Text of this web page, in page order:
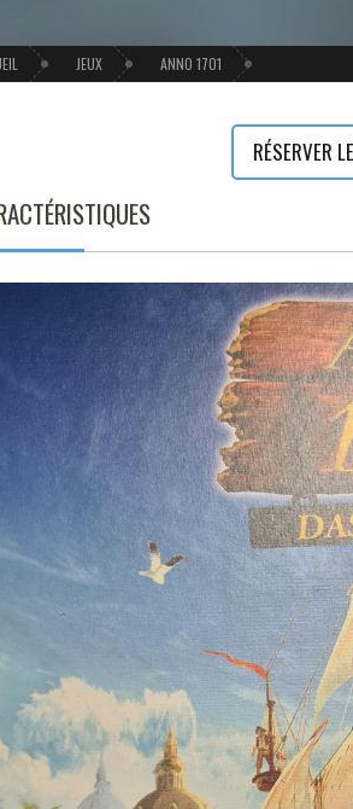
JEUX ANNO 1701
RÉSERVER